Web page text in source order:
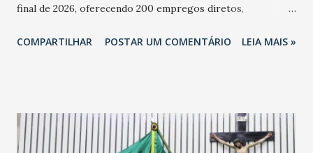
final de 2026, oferecendo 200 empregos diretos,
Havan Fortaleza ainda não foi anunciada oficialmente, mas
COMPARTILHAR POSTAR UM COMENTÁRIO LEIA MAIS »